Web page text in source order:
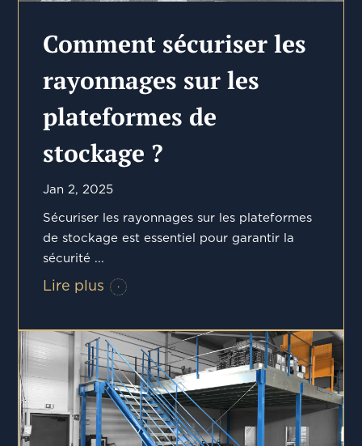
Comment sécuriser les
rayonnages sur les
plateformes de
stockage ?
Jan 2, 2025
Sécuriser les rayonnages sur les plateformes
de stockage est essentiel pour garantir la
sécurité ...
Lire plus